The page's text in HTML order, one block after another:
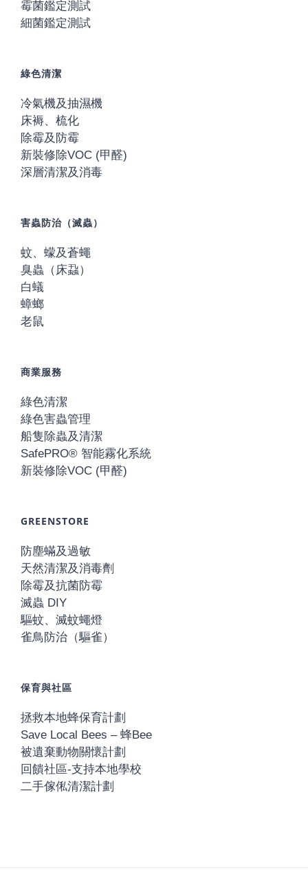
霉菌鑑定測試
細菌鑑定測試
綠色清潔
冷氣機及抽濕機
床褥、梳化
除霉及防霉
新裝修除VOC (甲醛)
深層清潔及消毒
害蟲防治（滅蟲）
蚊、蠓及蒼蠅
臭蟲（床蝨）
白蟻
蟑螂
老鼠
商業服務
綠色清潔
綠色害蟲管理
船隻除蟲及清潔
SafePRO® 智能霧化系統
新裝修除VOC (甲醛)
GREENSTORE
防塵蟎及過敏
天然清潔及消毒劑
除霉及抗菌防霉
滅蟲 DIY
驅蚊、滅蚊蠅燈
雀鳥防治（驅雀）
保育與社區
拯救本地蜂保育計劃
Save Local Bees – 蜂Bee
被遺棄動物關懷計劃
回饋社區-支持本地學校
二手傢俬清潔計劃